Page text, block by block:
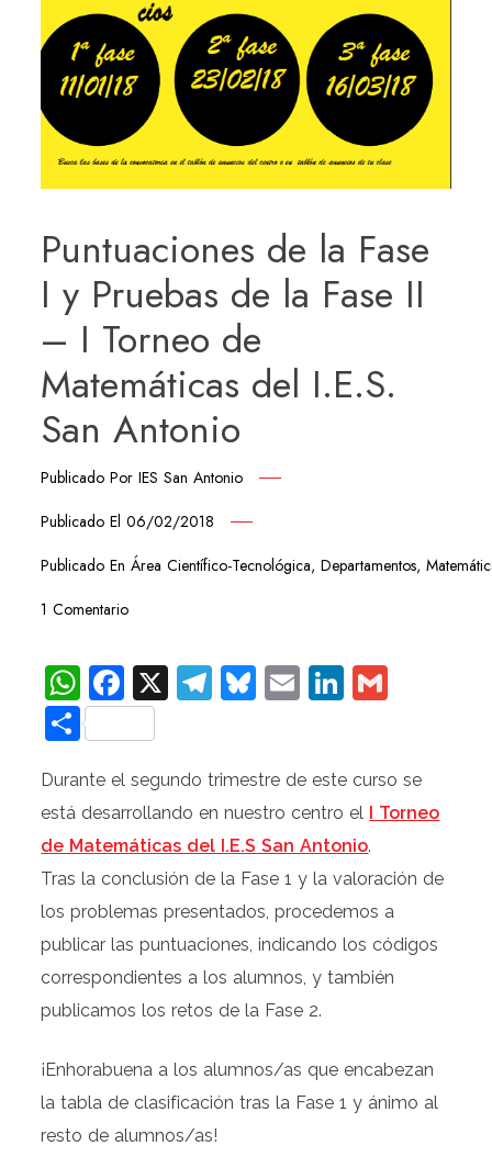
Puntuaciones de la Fase
I y Pruebas de la Fase II
– I Torneo de
Matemáticas del I.E.S.
San Antonio
Publicado PorIES San Antonio
Publicado El06/02/2018
Publicado EnÁrea Científico-Tecnológica,Departamentos,
1 Comentario
WhatsApp
Facebook
X Telegram
Bluesky
EmailLinkedIn
Compartir
Durante el segundo trimestre de este curso se
está desarrollando en nuestro centro el I Torneo
de Matemáticas del I.E.S San Antonio.
Tras la conclusión de la Fase 1 y la valoración de
los problemas presentados, procedemos a
publicar las puntuaciones, indicando los códigos
correspondientes a los alumnos, y también
publicamos los retos de la Fase 2.
¡Enhorabuena a los alumnos/as que encabezan
la tabla de clasificación tras la Fase 1 y ánimo al
resto de alumnos/as!